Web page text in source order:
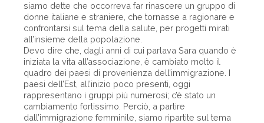
siamo dette che occorreva far rinascere un gruppo di
donne italiane e straniere, che tornasse a ragionare e
confrontarsi sul tema della salute, per progetti mirati
all’insieme della popolazione.
Devo dire che, dagli anni di cui parlava Sara quando è
iniziata la vita all’associazione, è cambiato molto il
quadro dei paesi di provenienza dell’immigrazione. I
paesi dell’Est, all’inizio poco presenti, oggi
rappresentano i gruppi più numerosi; c’è stato un
cambiamento fortissimo. Perciò, a partire
dall’immigrazione femminile, siamo ripartite sul tema